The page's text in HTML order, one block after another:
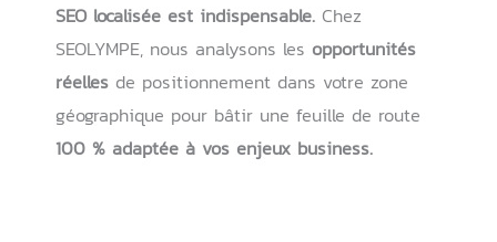
SEO localisée est indispensable. Chez
SEOLYMPE, nous analysons les opportunités
réelles de positionnement dans votre zone
géographique pour bâtir une feuille de route
100 % adaptée à vos enjeux business.